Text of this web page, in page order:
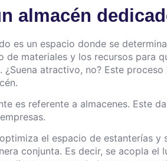
almacén
es un espacio donde se
de materiales y los recursos para
¿Suena atractivo, no? Este
es referente a almacenes. Este
el espacio de estanterías
conjunta. Es decir, se acopla